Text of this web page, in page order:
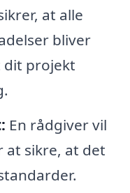
at alle
bliver
dit projekt
En rådgiver vil
at sikre, at det